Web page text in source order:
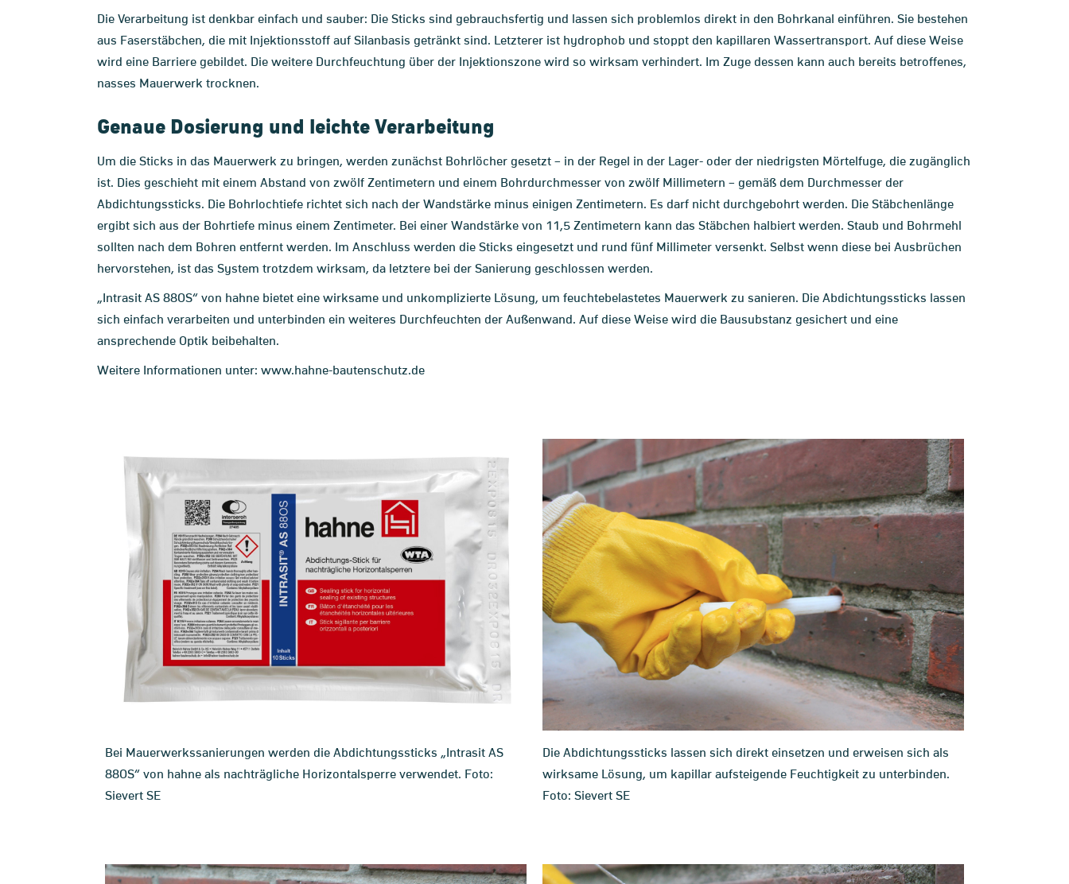
Die Verarbeitung ist denkbar einfach und sauber: Die Sticks sind gebrauchsfertig und lassen sich problemlos direkt in den Bohrkanal einführen. Sie bestehen
aus Faserstäbchen, die mit Injektionsstoff auf Silanbasis getränkt sind. Letzterer ist hydrophob und stoppt den kapillaren Wassertransport. Auf diese Weise
wird eine Barriere gebildet. Die weitere Durchfeuchtung über der Injektionszone wird so wirksam verhindert. Im Zuge dessen kann auch bereits betroffenes,
nasses Mauerwerk trocknen.
Genaue Dosierung und leichte Verarbeitung
Um die Sticks in das Mauerwerk zu bringen, werden zunächst Bohrlöcher gesetzt – in der Regel in der Lager- oder der niedrigsten Mörtelfuge, die zugänglich
ist. Dies geschieht mit einem Abstand von zwölf Zentimetern und einem Bohrdurchmesser von zwölf Millimetern – gemäß dem Durchmesser der
Abdichtungssticks. Die Bohrlochtiefe richtet sich nach der Wandstärke minus einigen Zentimetern. Es darf nicht durchgebohrt werden. Die Stäbchenlänge
ergibt sich aus der Bohrtiefe minus einem Zentimeter. Bei einer Wandstärke von 11,5 Zentimetern kann das Stäbchen halbiert werden. Staub und Bohrmehl
sollten nach dem Bohren entfernt werden. Im Anschluss werden die Sticks eingesetzt und rund fünf Millimeter versenkt. Selbst wenn diese bei Ausbrüchen
hervorstehen, ist das System trotzdem wirksam, da letztere bei der Sanierung geschlossen werden.
„Intrasit AS 88OS“ von hahne bietet eine wirksame und unkomplizierte Lösung, um feuchtebelastetes Mauerwerk zu sanieren. Die Abdichtungssticks lassen
sich einfach verarbeiten und unterbinden ein weiteres Durchfeuchten der Außenwand. Auf diese Weise wird die Bausubstanz gesichert und eine
ansprechende Optik beibehalten.
Weitere Informationen unter: www.hahne-bautenschutz.de
Bei Mauerwerkssanierungen werden die Abdichtungssticks „Intrasit AS
88OS“ von hahne als nachträgliche Horizontalsperre verwendet. Foto:
Sievert SE
Die Abdichtungssticks lassen sich direkt einsetzen und erweisen sich als
wirksame Lösung, um kapillar aufsteigende Feuchtigkeit zu unterbinden.
Foto: Sievert SE